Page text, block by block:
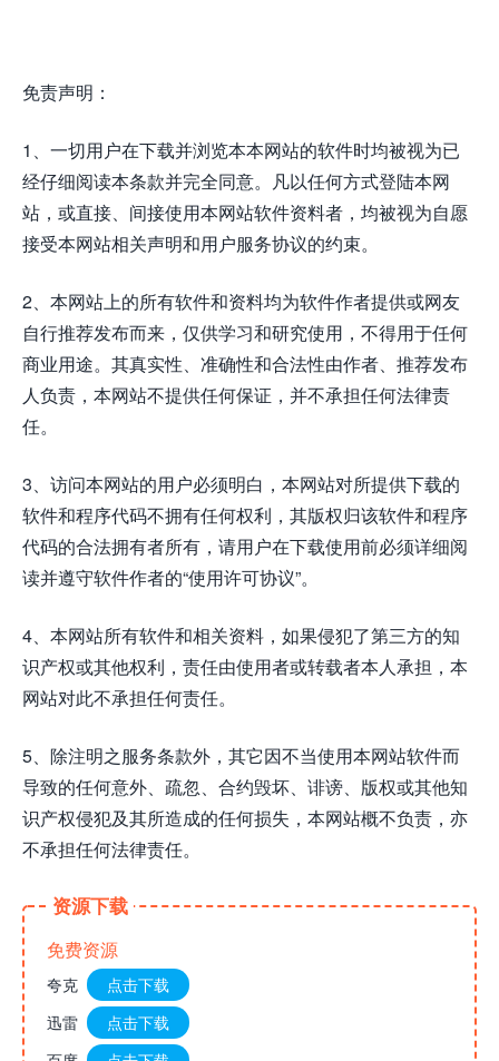
免责声明：
1、一切用户在下载并浏览本本网站的软件时均被视为已
经仔细阅读本条款并完全同意。凡以任何方式登陆本网
站，或直接、间接使用本网站软件资料者，均被视为自愿
接受本网站相关声明和用户服务协议的约束。
2、本网站上的所有软件和资料均为软件作者提供或网友
自行推荐发布而来，仅供学习和研究使用，不得用于任何
商业用途。其真实性、准确性和合法性由作者、推荐发布
人负责，本网站不提供任何保证，并不承担任何法律责
任。
3、访问本网站的用户必须明白，本网站对所提供下载的
软件和程序代码不拥有任何权利，其版权归该软件和程序
代码的合法拥有者所有，请用户在下载使用前必须详细阅
读并遵守软件作者的“使用许可协议”。
4、本网站所有软件和相关资料，如果侵犯了第三方的知
识产权或其他权利，责任由使用者或转载者本人承担，本
网站对此不承担任何责任。
5、除注明之服务条款外，其它因不当使用本网站软件而
导致的任何意外、疏忽、合约毁坏、诽谤、版权或其他知
识产权侵犯及其所造成的任何损失，本网站概不负责，亦
不承担任何法律责任。
资源下载
免费资源
夸克
点击下载
迅雷
点击下载